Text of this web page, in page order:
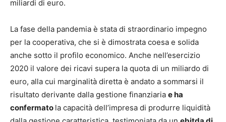
miliardi di euro.
La fase della pandemia è stata di straordinario impegno
per la cooperativa, che si è dimostrata coesa e solida
anche sotto il profilo economico. Anche nell’esercizio
2020 il valore dei ricavi supera la quota di un miliardo di
euro, alla cui marginalità diretta è andato a sommarsi il
risultato derivante dalla gestione finanziaria e ha
confermato la capacità dell’impresa di produrre liquidità